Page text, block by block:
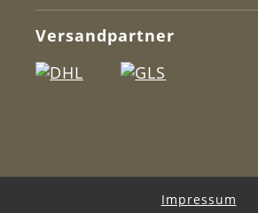
Versandpartner
Impressum